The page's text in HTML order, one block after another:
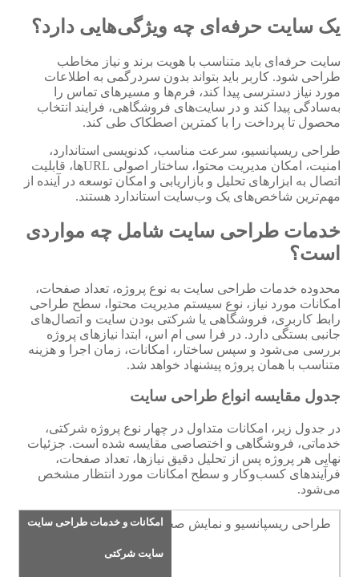
یک سایت حرفه‌ای چه ویژگی‌هایی دارد؟
سایت حرفه‌ای باید متناسب با هویت برند و نیاز مخاطب
طراحی شود. کاربر باید بتواند بدون سردرگمی به اطلاعات
مورد نیاز دسترسی پیدا کند، فرم‌ها و مسیرهای تماس را
به‌سادگی پیدا کند و در سایت‌های فروشگاهی، فرایند انتخاب
محصول تا پرداخت را با کمترین اصطکاک طی کند.
طراحی ریسپانسیو، سرعت مناسب، کدنویسی استاندارد،
امنیت، امکان مدیریت محتوا، ساختار اصولی URLها، قابلیت
اتصال به ابزارهای تحلیل و بازاریابی و امکان توسعه در آینده از
مهم‌ترین شاخص‌های یک وب‌سایت استاندارد هستند.
خدمات طراحی سایت شامل چه مواردی
است؟
محدوده خدمات طراحی سایت به نوع پروژه، تعداد صفحات،
امکانات مورد نیاز، نوع سیستم مدیریت محتوا، سطح طراحی
رابط کاربری، فروشگاهی یا شرکتی بودن سایت و اتصال‌های
جانبی بستگی دارد. در فرا سی ام اس، ابتدا نیازهای پروژه
بررسی می‌شود و سپس ساختار، امکانات، زمان اجرا و هزینه
متناسب با همان پروژه پیشنهاد خواهد شد.
جدول مقایسه انواع طراحی سایت
در جدول زیر، امکانات متداول در چهار نوع پروژه شرکتی،
خدماتی، فروشگاهی و اختصاصی مقایسه شده است. جزئیات
نهایی هر پروژه پس از تحلیل دقیق نیازها، تعداد صفحات،
فرآیندهای کسب‌وکار و سطح امکانات مورد انتظار مشخص
می‌شود.
امکانات و خدمات طراحی سایت
سایت شرکتی
طراحی ریسپانسیو و نمایش صحیح در موبایل، تبلت و دسکتاپ